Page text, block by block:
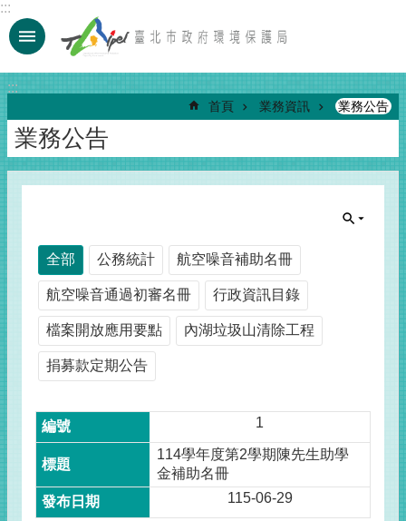
跳到主要內容區塊
:::
:::
首頁 業務資訊 業務公告
業務公告
全部 公務統計 航空噪音補助名冊
航空噪音通過初審名冊 行政資訊目錄
檔案開放應用要點 內湖垃圾山清除工程
捐募款定期公告
1
114學年度第2學期陳先生助學
金補助名冊
115-06-29